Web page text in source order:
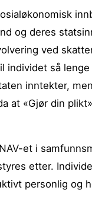
og deres
ved
så
inntekter,
at «Gjør din
et i
etter.
personlig og